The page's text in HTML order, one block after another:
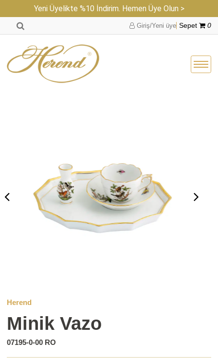
Yeni Üyelikte %10 İndirim. Hemen Üye Olun >
Giriş/Yeni üye Sepet 0
Herend
Minik Vazo
07195-0-00 RO